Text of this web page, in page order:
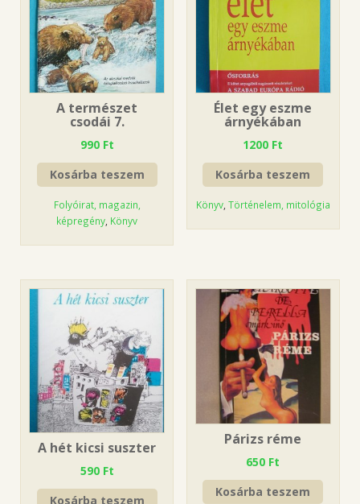
A természet
csodái 7.
990 Ft
Kosárba teszem
Folyóirat, magazin,
képregény Könyv
Élet egy eszme
árnyékában
1200 Ft
Kosárba teszem
Könyv, Történelem, mitológia
A hét kicsi suszter
590 Ft
Kosárba teszem
Párizs réme
650 Ft
Kosárba teszem